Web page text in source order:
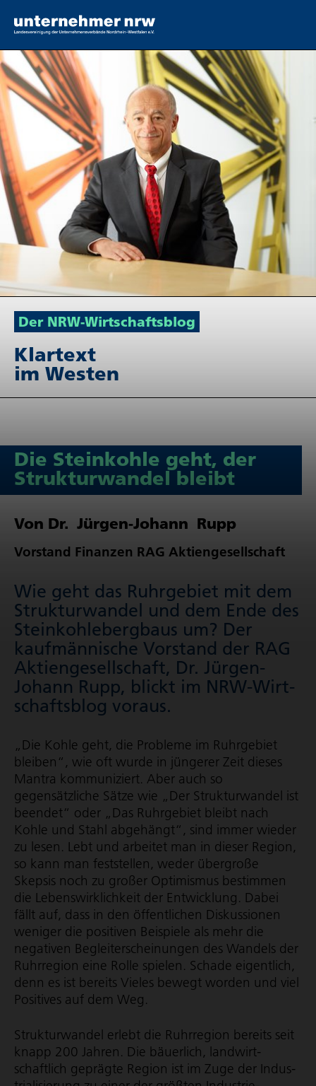
Der NRW-Wirt­schafts­blog
Klartext
im Westen
Die Stein­kohle geht, der
Struk­tur­wandel bleibt
Von Dr. Jürgen-Johann Rupp
Vorstand Finanzen RAG Akti­en­ge­sell­schaft
Wie geht das Ruhrgebiet mit dem
Strukturwandel und dem Ende des
Stein­koh­le­berg­baus um? Der
kaufmännische Vorstand der RAG
Akti­en­ge­sell­schaft, Dr. Jürgen-
Johann Rupp, blickt im NRW-Wirt­
schafts­blog voraus.
„Die Kohle geht, die Probleme im Ruhrgebiet
bleiben“, wie oft wurde in jüngerer Zeit dieses
Mantra kommuniziert. Aber auch so
gegensätzliche Sätze wie „Der Strukturwandel ist
beendet“ oder „Das Ruhrgebiet bleibt nach
Kohle und Stahl abgehängt“, sind immer wieder
zu lesen. Lebt und arbeitet man in dieser Region,
so kann man feststellen, weder übergroße
Skepsis noch zu großer Optimismus bestimmen
die Lebens­wirk­lich­keit der Entwicklung. Dabei
fällt auf, dass in den öffentlichen Diskussionen
weniger die positiven Beispiele als mehr die
negativen Begleit­erschei­nungen des Wandels der
Ruhrregion eine Rolle spielen. Schade eigentlich,
denn es ist bereits Vieles bewegt worden und viel
Positives auf dem Weg.
Strukturwandel erlebt die Ruhrregion bereits seit
knapp 200 Jahren. Die bäuerlich, land­wirt­
schaftlich geprägte Region ist im Zuge der Indus­